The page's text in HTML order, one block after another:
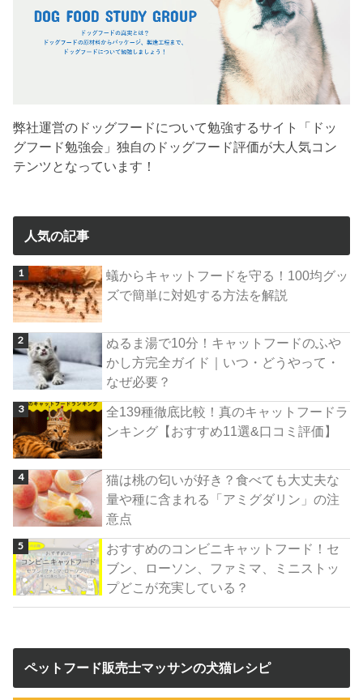
弊社運営のドッグフードについて勉強するサイト「ドッ
グフード勉強会」独自のドッグフード評価が大人気コン
テンツとなっています！
人気の記事
蟻からキャットフードを守る！100均グッ
ズで簡単に対処する方法を解説
ぬるま湯で10分！キャットフードのふや
かし方完全ガイド｜いつ・どうやって・
なぜ必要？
全139種徹底比較！真のキャットフードラ
ンキング【おすすめ11選&口コミ評価】
猫は桃の匂いが好き？食べても大丈夫な
量や種に含まれる「アミグダリン」の注
意点
おすすめのコンビニキャットフード！セ
ブン、ローソン、ファミマ、ミニストッ
プどこが充実している？
ペットフード販売士マッサンの犬猫レシピ